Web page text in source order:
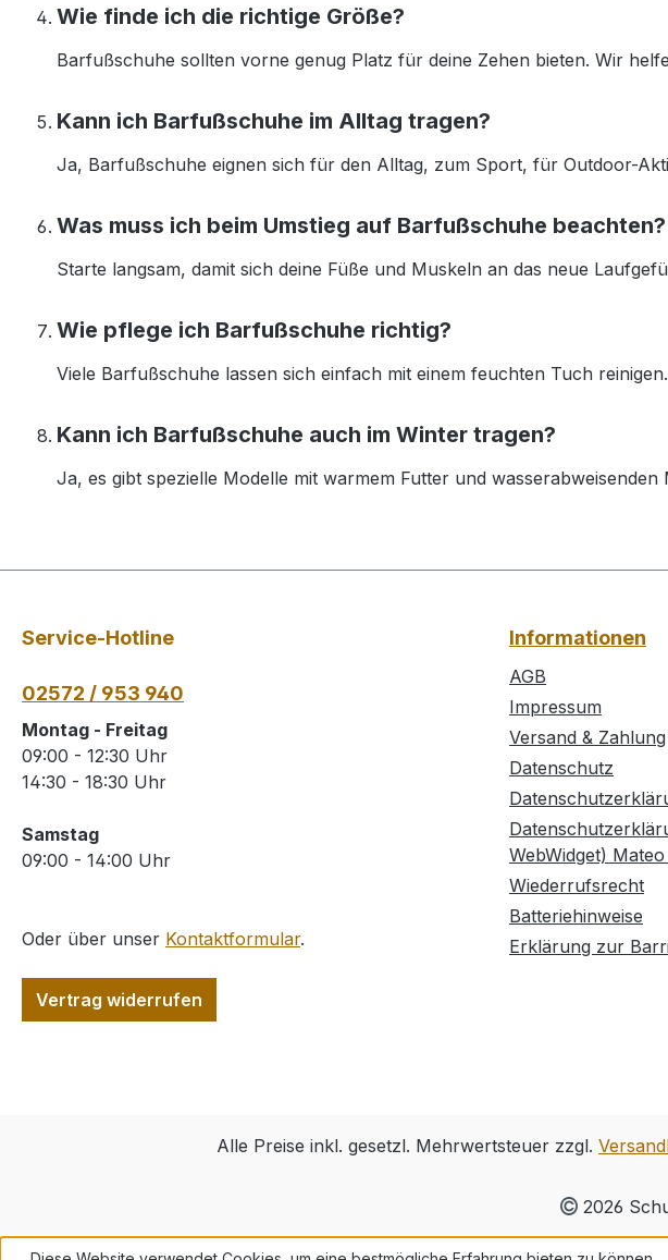
Wie finde ich die richtige Größe?
Barfußschuhe sollten vorne genug Platz für deine Zehen bieten. Wir
Kann ich Barfußschuhe im Alltag tragen?
Ja, Barfußschuhe eignen sich für den Alltag, zum Sport, für Outdoor-
Was muss ich beim Umstieg auf Barfußschuhe beachten?
Starte langsam, damit sich deine Füße und Muskeln an das neue
Wie pflege ich Barfußschuhe richtig?
Viele Barfußschuhe lassen sich einfach mit einem feuchten Tuch
Kann ich Barfußschuhe auch im Winter tragen?
Ja, es gibt spezielle Modelle mit warmem Futter und
Service-Hotline
02572 / 953 940
Montag - Freitag
09:00 - 12:30 Uhr
14:30 - 18:30 Uhr
Samstag
09:00 - 14:00 Uhr
Oder über unser Kontaktformular.
Vertrag widerrufen
Informationen
AGB
Impressum
Versand & Zahlung
Datenschutz
WebWidget) Mateo
Wiederrufsrecht
Batteriehinweise
Erklärung zur
Alle Preise inkl. gesetzl. Mehrwertsteuer zzgl.
2026